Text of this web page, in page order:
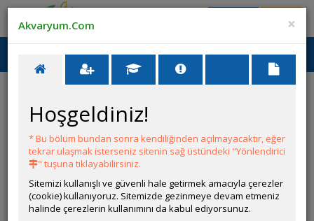
Ana Menü
HATA
Bu ilan kaldırılmıştır.
×
Akvaryum.Com
Hoşgeldiniz!
* Bu bölüm bundan sonra kendiliğinden açılmayacaktır, eğer
tekrar ulaşmak isterseniz sitenin sağ üstündeki "Yönlendirici
" tuşuna tıklayabilirsiniz.
Sitemizi kullanışlı ve güvenli hale getirmek amacıyla çerezler
(cookie) kullanıyoruz. Sitemizde gezinmeye devam etmeniz
halinde çerezlerin kullanımını da kabul ediyorsunuz.